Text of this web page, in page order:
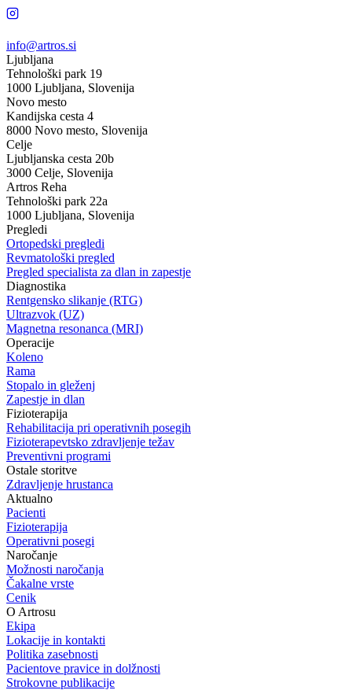
info@artros.si
Ljubljana
Tehnološki park 19
1000 Ljubljana, Slovenija
Novo mesto
Kandijska cesta 4
8000 Novo mesto, Slovenija
Celje
Ljubljanska cesta 20b
3000 Celje, Slovenija
Artros Reha
Tehnološki park 22a
1000 Ljubljana, Slovenija
Pregledi
Ortopedski pregledi
Revmatološki pregled
Pregled specialista za dlan in zapestje
Diagnostika
Rentgensko slikanje (RTG)
Ultrazvok (UZ)
Magnetna resonanca (MRI)
Operacije
Koleno
Rama
Stopalo in gleženj
Zapestje in dlan
Fizioterapija
Rehabilitacija pri operativnih posegih
Fizioterapevtsko zdravljenje težav
Preventivni programi
Ostale storitve
Zdravljenje hrustanca
Aktualno
Pacienti
Fizioterapija
Operativni posegi
Naročanje
Možnosti naročanja
Čakalne vrste
Cenik
O Artrosu
Ekipa
Lokacije in kontakti
Politika zasebnosti
Pacientove pravice in dolžnosti
Strokovne publikacije